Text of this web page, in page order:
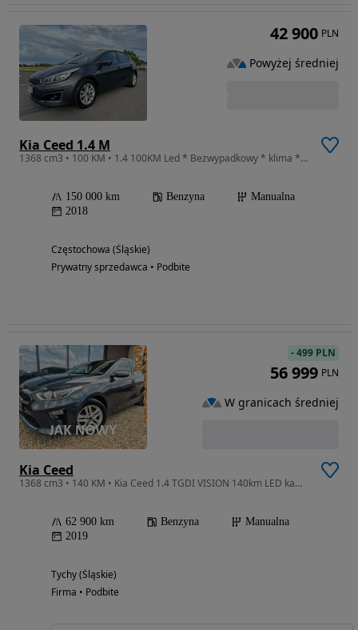
Kia Ceed 1.4 M
1368 cm3 • 100 KM • 1.4 100KM Led * Bezwypadkowy * klima * serwis * 2x Kola
150 000 km Benzyna
Manualna
2018
Częstochowa (Śląskie)
Prywatny sprzedawca • Podbite
42 900 PLN
Powyżej średniej
Kia Ceed
1368 cm3 • 140 KM • Kia Ceed 1.4 TGDI VISION 140km LED kamera NAVI asystent SERWIS 2020
62 900 km Benzyna
Manualna
2019
Tychy (Śląskie)
Firma • Podbite
-499 PLN
56 999 PLN
W granicach średniej